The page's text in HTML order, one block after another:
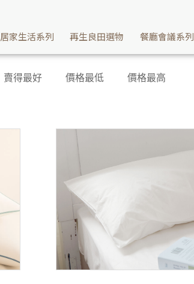
居家生活系列 再生良田選物 餐廳會議系列
賣得最好 價格最低 價格最高